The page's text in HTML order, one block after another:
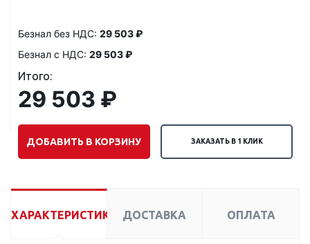
Безнал без НДС: 29 503 ₽
Безнал с НДС: 29 503 ₽
Итого:
29 503 ₽
ДОБАВИТЬ В КОРЗИНУ ЗАКАЗАТЬ В 1 КЛИК
ХАРАКТЕРИСТИКИ ДОСТАВКА ОПЛАТА